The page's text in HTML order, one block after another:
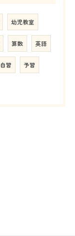
幼児教室
算数 英語
自習 予習